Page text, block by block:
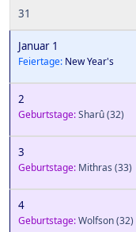
31
Januar 1
Feiertage: New Year's
2
Geburtstage:Sharû(32)
3
Geburtstage: Mithras (33)
4
Geburtstage:Wolfson(32)